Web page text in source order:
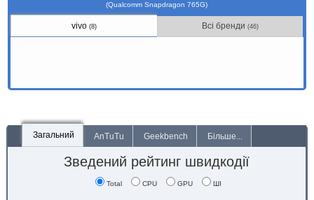
(Qualcomm Snapdragon 765G)
vivo(8) Всі бренди(46)
Загальний AnTuTu Geekbench Більше...
Зведений рейтинг швидкодії
Total CPU GPU ШІ